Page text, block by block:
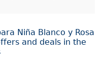
Niña Blanco y Rosa
and deals in the